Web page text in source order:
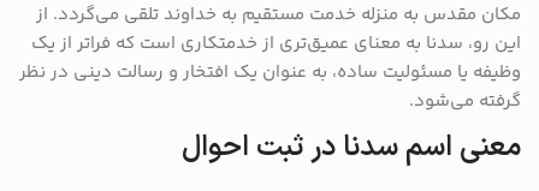
مکان مقدس به منزله خدمت مستقیم به خداوند تلقی می‌گردد. از
این رو، سدنا به معنای عمیق‌تری از خدمتکاری است که فراتر از یک
وظیفه یا مسئولیت ساده، به عنوان یک افتخار و رسالت دینی در نظر
گرفته می‌شود.
معنی اسم سدنا در ثبت احوال